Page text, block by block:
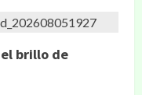
brillo de